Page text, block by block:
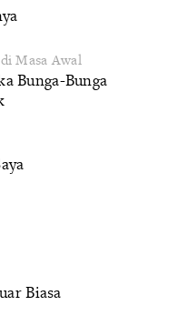
Masa Awal
Bunga-Bunga
Biasa